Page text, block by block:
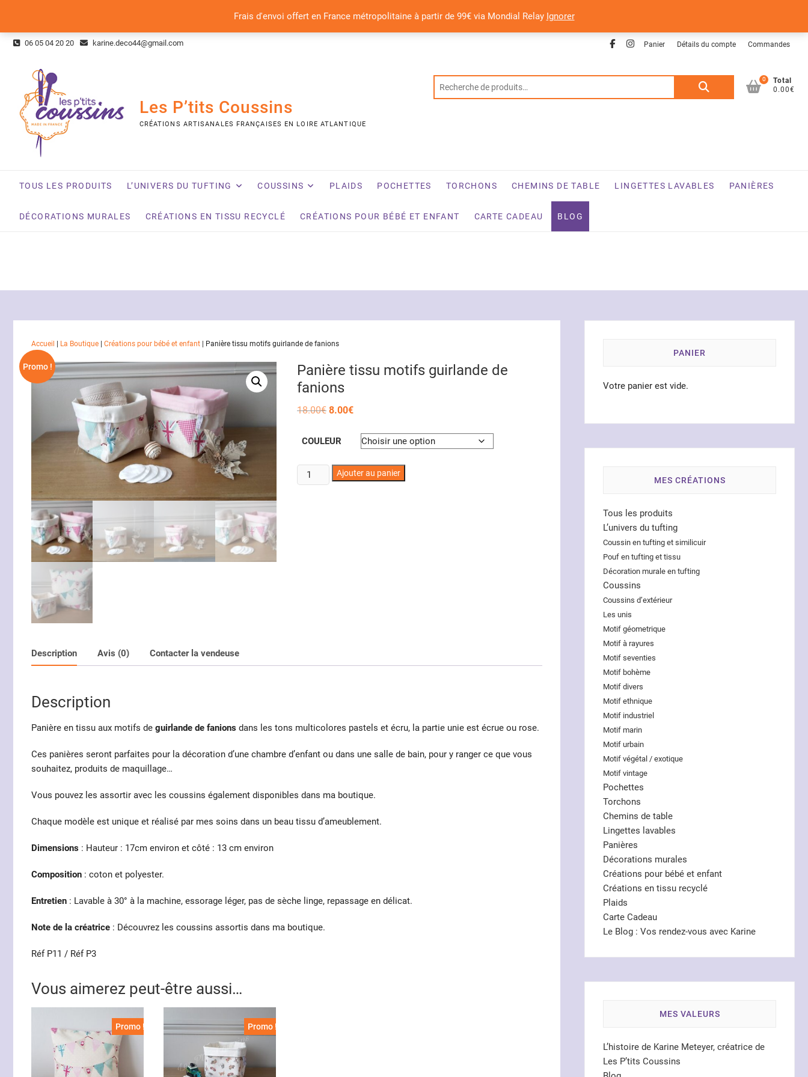
Frais d'envoi offert en France métropolitaine à partir de 99€ via Mondial Relay Ignorer
Skip
06 05 04 20 20 karine.deco44@gmail.com Facebook
Instagram
Panier Détails du compte Commandes
Les P’tits Coussins
CRÉATIONS ARTISANALES FRANÇAISES EN LOIRE ATLANTIQUE
Recherche
0
Total
0.00€
TOUS LES PRODUITS L’UNIVERS DU TUFTING COUSSINS PLAIDS POCHETTES TORCHONS CHEMINS DE TABLE LINGETTES LAVABLES PANIÈRES
DÉCORATIONS MURALES CRÉATIONS EN TISSU RECYCLÉ CRÉATIONS POUR BÉBÉ ET ENFANT CARTE CADEAU BLOG
Accueil La Boutique Créations pour bébé et enfant Panière tissu motifs guirlande de fanions
Promo !
Panière tissu motifs guirlande de
fanions
18.00€ Le
était :
18.00€.
8.00€Le
est :
8.00€.
COULEUR
quantité
de
Ajouter au panier
Description Avis (0) Contacter la vendeuse
Description
Panière en tissu aux motifs de guirlande de fanions dans les tons multicolores pastels et écru, la partie unie est écrue ou rose.
Ces panières seront parfaites pour la décoration d’une chambre d’enfant ou dans une salle de bain, pour y ranger ce que vous
souhaitez, produits de maquillage…
Vous pouvez les assortir avec les coussins également disponibles dans ma boutique.
Chaque modèle est unique et réalisé par mes soins dans un beau tissu d’ameublement.
Dimensions : Hauteur : 17cm environ et côté : 13 cm environ
Composition : coton et polyester.
Entretien : Lavable à 30° à la machine, essorage léger, pas de sèche linge, repassage en délicat.
Note de la créatrice : Découvrez les coussins assortis dans ma boutique.
Réf P11 / Réf P3
Vous aimerez peut-être aussi…
Promo ! Promo !
PANIER
Votre panier est vide.
MES CRÉATIONS
Tous les produits
L’univers du tufting
Coussin en tufting et similicuir
Pouf en tufting et tissu
Décoration murale en tufting
Coussins
Coussins d’extérieur
Les unis
Motif géometrique
Motif à rayures
Motif seventies
Motif bohème
Motif divers
Motif ethnique
Motif industriel
Motif marin
Motif urbain
Motif végétal / exotique
Motif vintage
Pochettes
Torchons
Chemins de table
Lingettes lavables
Panières
Décorations murales
Créations pour bébé et enfant
Créations en tissu recyclé
Plaids
Carte Cadeau
Le Blog : Vos rendez-vous avec Karine
MES VALEURS
L’histoire de Karine Meteyer, créatrice de
Les P’tits Coussins